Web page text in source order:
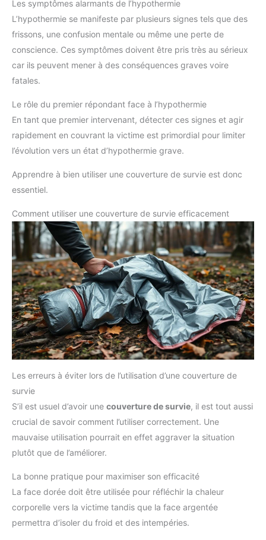
couvertures en mylar peut être
utilisée comme un signal de
détresse, en faisant un outil
essentiel pour les situations de
Elles peuvent également être
utilisées pour créer un abri
d'urgence dans des situations
indéchirables, ce qui en fait un
outil idéal pour se protéger
contre la pluie, la neige et le
vent dans les situations
extérieures.
Les symptômes alarmants de l’hypothermie
L’hypothermie se manifeste par plusieurs signes tels que des
frissons, une confusion mentale ou même une perte de
conscience. Ces symptômes doivent être pris très au sérieux
car ils peuvent mener à des conséquences graves voire
fatales.
Le rôle du premier répondant face à l’hypothermie
En tant que premier intervenant, détecter ces signes et agir
rapidement en couvrant la victime est primordial pour limiter
l’évolution vers un état d’hypothermie grave.
Apprendre à bien utiliser une couverture de survie est donc
essentiel.
Comment utiliser une couverture de survie efficacement
Les erreurs à éviter lors de l’utilisation d’une couverture de
survie
S’il est usuel d’avoir une couverture de survie, il est tout aussi
crucial de savoir comment l’utiliser correctement. Une
mauvaise utilisation pourrait en effet aggraver la situation
plutôt que de l’améliorer.
La bonne pratique pour maximiser son efficacité
La face dorée doit être utilisée pour réfléchir la chaleur
corporelle vers la victime tandis que la face argentée
permettra d’isoler du froid et des intempéries.